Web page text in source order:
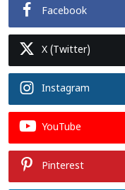
Facebook
X (Twitter)
Instagram
YouTube
Pinterest